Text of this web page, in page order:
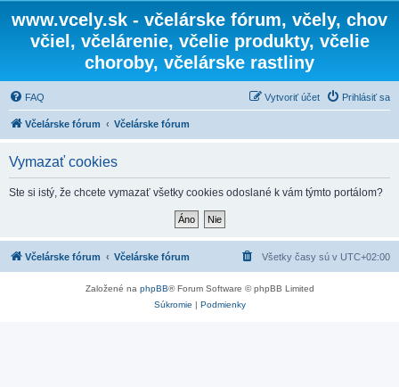
www.vcely.sk - včelárske fórum, včely, chov
včiel, včelárenie, včelie produkty, včelie
choroby, včelárske rastliny
FAQ Prihlásiť sa
Vytvoriť účet
Včelárske fórum Včelárske fórum
Vymazať cookies
Ste si istý, že chcete vymazať všetky cookies odoslané k vám týmto portálom?
Včelárske fórum Včelárske fórum Všetky časy sú v UTC+02:00
Založené na phpBB® Forum Software © phpBB Limited
Súkromie | Podmienky